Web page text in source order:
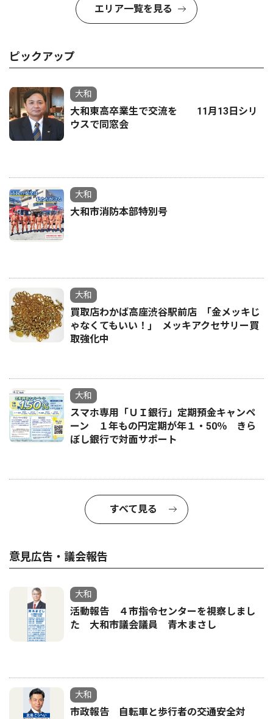
エリア一覧を見る
ピックアップ
大和
大和東高卒業生で交流を 11月13日シリ
ウスで同窓会
大和
大和市消防本部特別号
大和
買取店わかば高座渋谷駅前店 ｢金メッキじ
ゃなくてもいい！｣ メッキアクセサリー買
取強化中
大和
スマホ専用「ＵＩ銀行」定期預金キャンペ
ーン １年もの円定期が年１・50％ きら
ぼし銀行で対面サポート
すべて見る
意見広告・議会報告
大和
活動報告 ４市指令センターを視察しまし
た 大和市議会議員 青木まさし
大和
市政報告 自転車と歩行者の交通安全対